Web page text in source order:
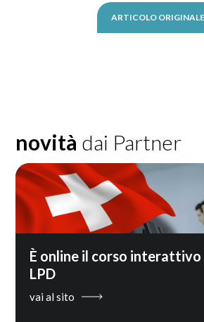
ARTICOLO ORIGINALE
novità dai Partner
È online il corso interattivo
LPD
vai al sito